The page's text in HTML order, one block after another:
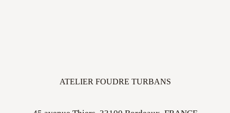
ATELIER FOUDRE TURBANS